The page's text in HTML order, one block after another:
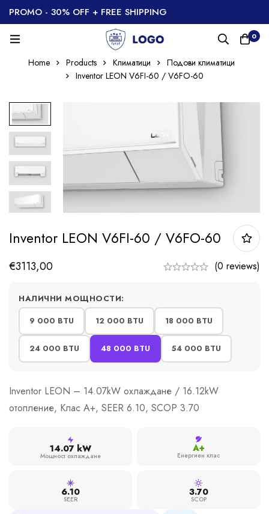
PROMO - 30% OFF + FREE SHIPPING
0
Home Products Климатици
Подови климатици
Inventor LEON V6FI-60 / V6FO-60
Inventor LEON V6FI-60 / V6FO-60
€3113,00 (0 reviews)
НАЛИЧНИ МОЩНОСТИ:
9 000 BTU
12 000 BTU 18 000 BTU
24 000 BTU 48 000 BTU 54 000 BTU
Inventor LEON – 14.07kW охлаждане / 16.12kW
отопление, Клас A+, SEER 6.10, SCOP 3.70
14.07 kW
Мощност охлаждане
A+
Енергиен клас
6.10
SEER
3.70
SCOP